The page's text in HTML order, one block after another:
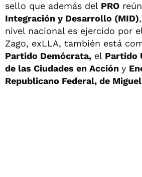
sello que además del PRO
Integración y Desarrollo (MID)
nivel nacional es ejercido por
Zago, exLLA, también está
Partido Demócrata, el Partido
de las Ciudades en Acción y
Republicano Federal, de